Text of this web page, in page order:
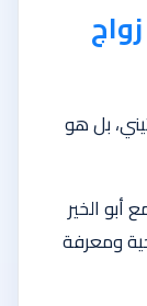
بل هو
الخير
ومعرفة